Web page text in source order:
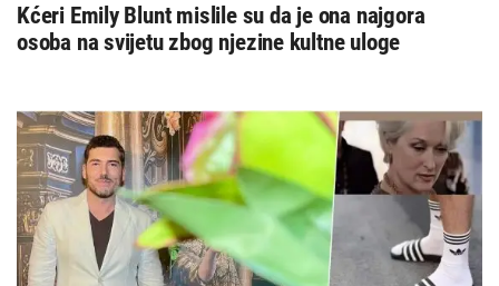
Kćeri Emily Blunt mislile su da je ona najgora
osoba na svijetu zbog njezine kultne uloge